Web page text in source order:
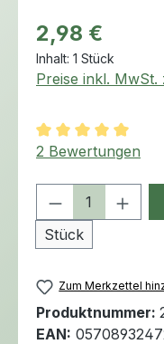
Regulärer Preis:
2,98 €
Inhalt: 1 Stück
Preise inkl. MwSt.
Durchschnittliche
2 Bewertungen
Produkt
Stück
Zum Merkzettel
Produktnummer:
EAN: